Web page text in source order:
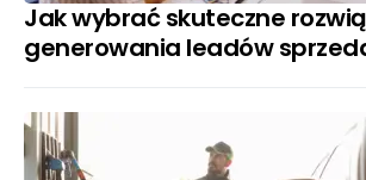
Jak wybrać skuteczne
generowania leadów